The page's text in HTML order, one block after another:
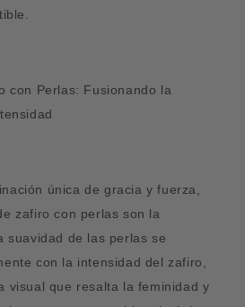
con Perlas: Fusionando la
única de gracia y fuerza,
zafiro con perlas son la
suavidad de las perlas se
con la intensidad del zafiro,
visual que resalta la feminidad y